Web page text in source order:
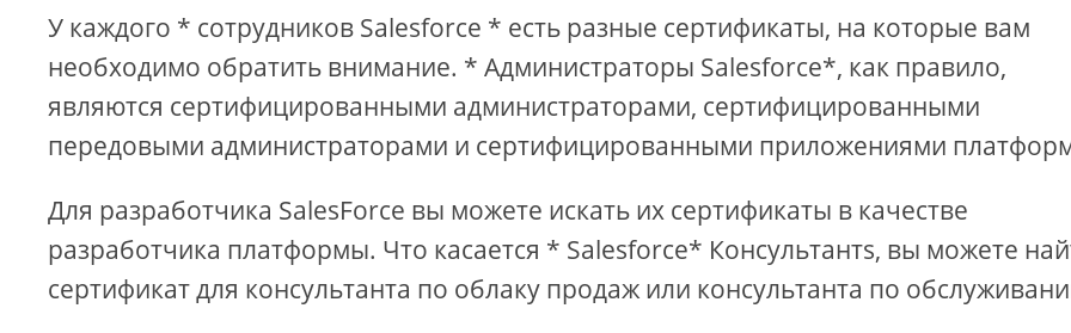
У каждого * сотрудников Salesforce * есть разные сертификаты, на которые вам
необходимо обратить внимание. * Администраторы Salesforce*, как правило,
являются сертифицированными администраторами, сертифицированными
передовыми администраторами и сертифицированными приложениями
Для разработчика SalesForce вы можете искать их сертификаты в качестве
разработчика платформы. Что касается * Salesforce* Консультантs, вы можете
сертификат для консультанта по облаку продаж или консультанта по